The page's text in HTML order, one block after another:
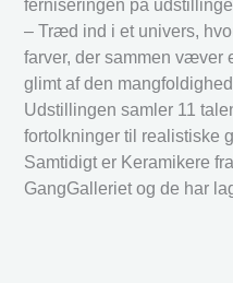
ferniseringen på
– Træd ind i et univers,
farver, der sammen væver
glimt af den
Udstillingen samler 11
fortolkninger til realistiske
Samtidigt er Keramikere
GangGalleriet og de har